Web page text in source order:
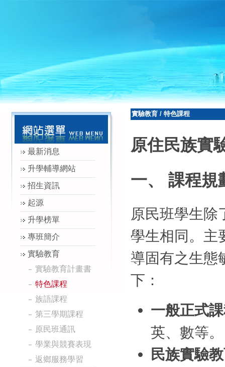
最新消息
升學輔導網站
招生資訊
起源
升學榜單
專班簡介
實驗教育
實驗教育計畫書
特色課程
族語課程
第三學期課程
原民班通訊
學業與競賽表現
返鄉服務學習
實驗教育 / 特色課程
原住民族實
一、 課程規
原民班學生除
學生相同。主
導固有之生態
下：
一般正式
英、數等。
民族實驗